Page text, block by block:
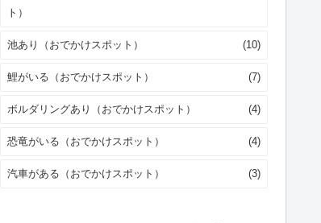
ト）
池あり（おでかけスポット） (10)
鯉がいる（おでかけスポット） (7)
ボルダリングあり（おでかけスポット） (4)
恐竜がいる（おでかけスポット） (4)
汽車がある（おでかけスポット） (3)